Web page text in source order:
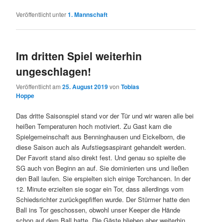
Veröffentlicht unter1. Mannschaft
Im dritten Spiel weiterhin
ungeschlagen!
Veröffentlicht am25. August 2019vonTobias
Hoppe
Das dritte Saisonspiel stand vor der Tür und wir waren alle bei
heißen Temperaturen hoch motiviert. Zu Gast kam die
Spielgemeinschaft aus Benninghausen und Eickelborn, die
diese Saison auch als Aufstiegsaspirant gehandelt werden.
Der Favorit stand also direkt fest. Und genau so spielte die
SG auch von Beginn an auf. Sie dominierten uns und ließen
den Ball laufen. Sie erspielten sich einige Torchancen. In der
12. Minute erzielten sie sogar ein Tor, dass allerdings vom
Schiedsrichter zurückgepfiffen wurde. Der Stürmer hatte den
Ball ins Tor geschossen, obwohl unser Keeper die Hände